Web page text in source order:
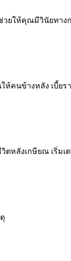
ยให้คุณมีวินัยทาง
นข้างหลัง เบี้ยร
ตหลังเกษียณ เริ่